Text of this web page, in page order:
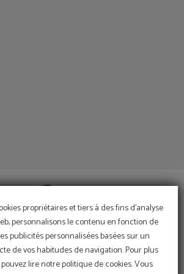
propriétaires et tiers à des fins d'analyse
personnalisons le contenu en fonction de
publicités personnalisées basées sur un
de vos habitudes de navigation. Pour plus
lire notre politique de cookies. Vous